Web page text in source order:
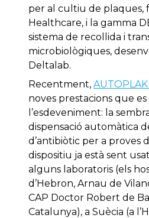
per al cultiu de plaques,
Healthcare, i la gamma
sistema de recollida i
microbiològiques,
Deltalab.
Recentment, AUTOPLAK
noves prestacions que
l’esdeveniment: la
dispensació automàtica
d’antibiòtic per a proves
dispositiu ja està sent
alguns laboratoris (els
d’Hebron, Arnau de
CAP Doctor Robert de
Catalunya), a Suècia (a